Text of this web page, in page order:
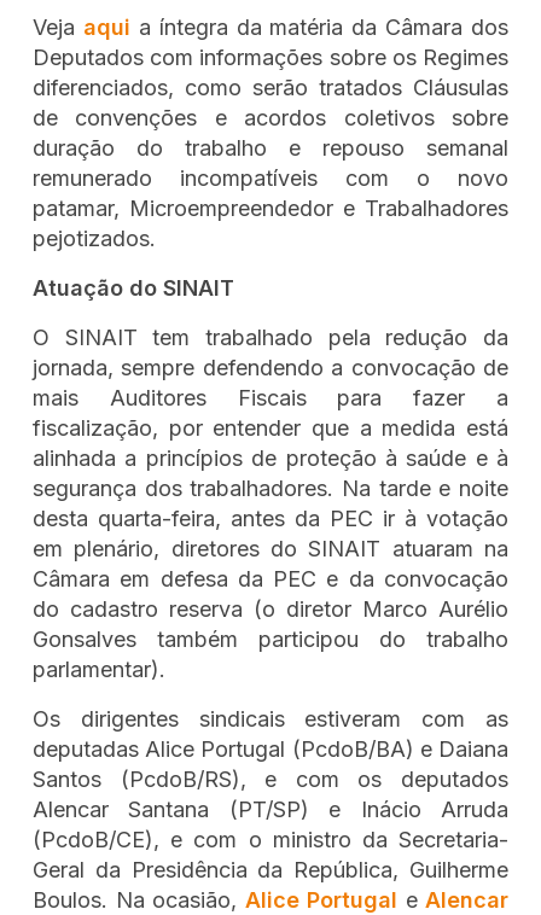
Veja aqui a íntegra da matéria da Câmara dos
Deputados com informações sobre os Regimes
diferenciados, como serão tratados Cláusulas
de convenções e acordos coletivos sobre
duração do trabalho e repouso semanal
remunerado incompatíveis com o novo
patamar, Microempreendedor e Trabalhadores
pejotizados.
Atuação do SINAIT
O SINAIT tem trabalhado pela redução da
jornada, sempre defendendo a convocação de
mais Auditores Fiscais para fazer a
fiscalização, por entender que a medida está
alinhada a princípios de proteção à saúde e à
segurança dos trabalhadores. Na tarde e noite
desta quarta-feira, antes da PEC ir à votação
em plenário, diretores do SINAIT atuaram na
Câmara em defesa da PEC e da convocação
do cadastro reserva (o diretor Marco Aurélio
Gonsalves também participou do trabalho
parlamentar).
Os dirigentes sindicais estiveram com as
deputadas Alice Portugal (PcdoB/BA) e Daiana
Santos (PcdoB/RS), e com os deputados
Alencar Santana (PT/SP) e Inácio Arruda
(PcdoB/CE), e com o ministro da Secretaria-
Geral da Presidência da República, Guilherme
Boulos. Na ocasião, Alice Portugal e Alencar